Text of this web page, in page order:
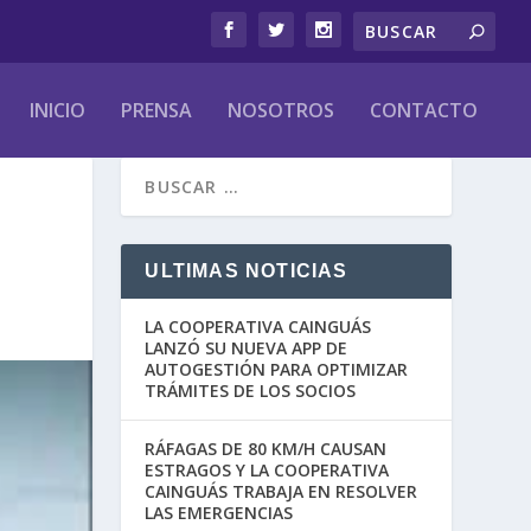
INICIO PRENSA NOSOTROS CONTACTO
ULTIMAS NOTICIAS
LA COOPERATIVA CAINGUÁS
LANZÓ SU NUEVA APP DE
AUTOGESTIÓN PARA OPTIMIZAR
TRÁMITES DE LOS SOCIOS
RÁFAGAS DE 80 KM/H CAUSAN
ESTRAGOS Y LA COOPERATIVA
CAINGUÁS TRABAJA EN RESOLVER
LAS EMERGENCIAS